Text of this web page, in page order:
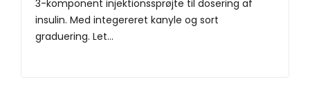
3-komponent injektionssprøjte til dosering af
insulin. Med integereret kanyle og sort
graduering. Let...